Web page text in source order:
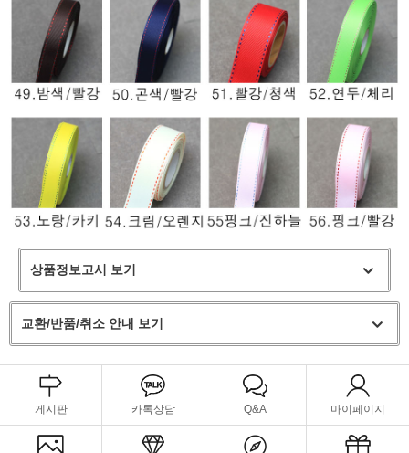
상품정보고시 보기
교환/반품/취소 안내 보기
게시판 카톡상담 Q&A 마이페이지